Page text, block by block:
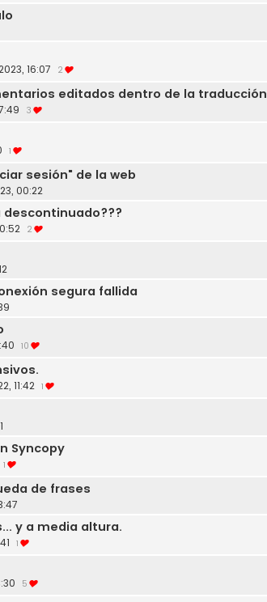
16:07 2
editados dentro de la traducción
3
1
sesión" de la web
00:22
descontinuado???
2
segura fallida
10
11:42 1
Syncopy
1
de frases
y a media altura.
1
5